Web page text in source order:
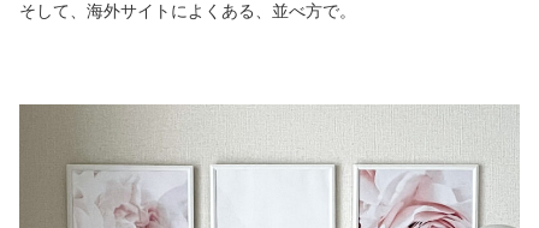
そして、海外サイトによくある、並べ方で。